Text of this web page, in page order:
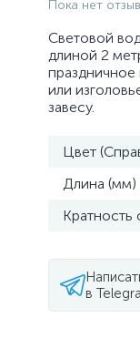
Пока нет
Световой
длиной 2
или
завесу.
Цвет
Длина (мм)
Кратность
в